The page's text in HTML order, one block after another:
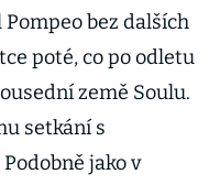
bez dalších
poté, co po odletu
země Soulu.
setkání s
jako v